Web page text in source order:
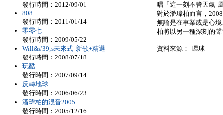
唱「這一刻不管天氣
對於潘瑋柏而言，
無論是在事業或是心
柏將以另一種深刻的
資料來源： 環球
發行時間：2012/09/01
808
發行時間：2011/01/14
零零七
發行時間：2009/05/22
Will&#39;s未來式 新歌+精選
發行時間：2008/07/18
玩酷
發行時間：2007/09/14
反轉地球
發行時間：2006/06/23
潘瑋柏的混音2005
發行時間：2005/12/16